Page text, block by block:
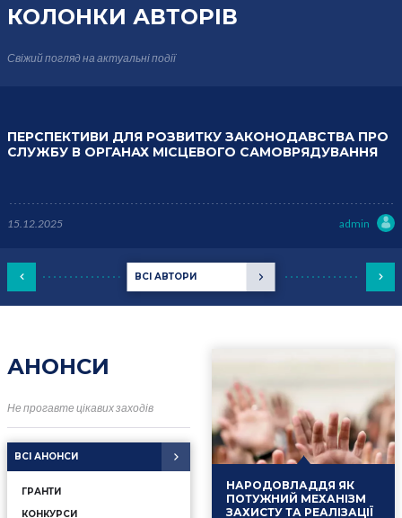
КОЛОНКИ АВТОРІВ
Свіжий погляд на актуальні події
ВСІ АВТОРИ
ПЕРСПЕКТИВИ ДЛЯ РОЗВИТКУ ЗАКОНОДАВСТВА ПРО
СЛУЖБУ В ОРГАНАХ МІСЦЕВОГО САМОВРЯДУВАННЯ
15.12.2025 admin
АНОНСИ
Не прогавте цікавих заходів
ВСІ АНОНСИ
ГРАНТИ
КОНКУРСИ
НАРОДОВЛАДДЯ ЯК
ПОТУЖНИЙ МЕХАНІЗМ
ЗАХИСТУ ТА РЕАЛІЗАЦІЇ